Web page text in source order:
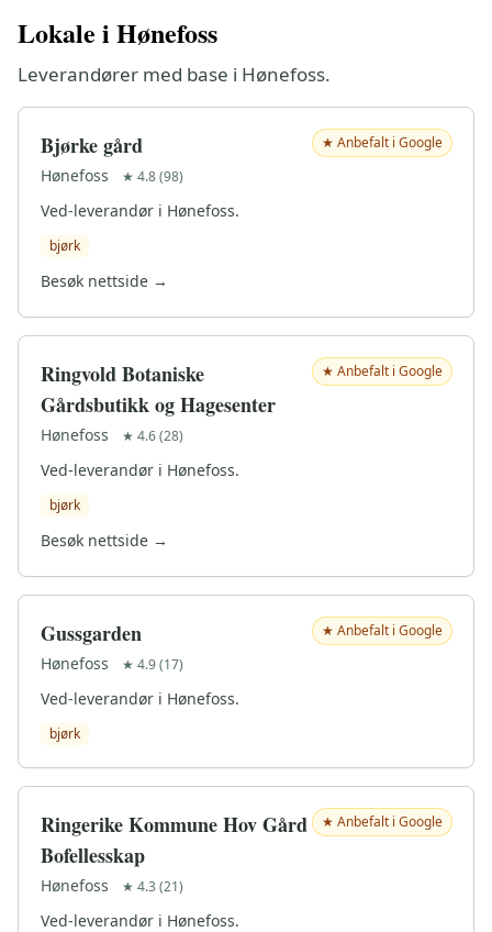
Lokale i Hønefoss
Leverandører med base i Hønefoss.
Bjørke gård
Hønefoss ★ 4.8 (98)
★ Anbefalt i Google
Ved-leverandør i Hønefoss.
bjørk
Besøk nettside →
Ringvold Botaniske
Gårdsbutikk og Hagesenter
Hønefoss ★ 4.6 (28)
★ Anbefalt i Google
Ved-leverandør i Hønefoss.
bjørk
Besøk nettside →
Gussgarden
Hønefoss ★ 4.9 (17)
★ Anbefalt i Google
Ved-leverandør i Hønefoss.
bjørk
Ringerike Kommune Hov Gård
Bofellesskap
Hønefoss ★ 4.3 (21)
★ Anbefalt i Google
Ved-leverandør i Hønefoss.